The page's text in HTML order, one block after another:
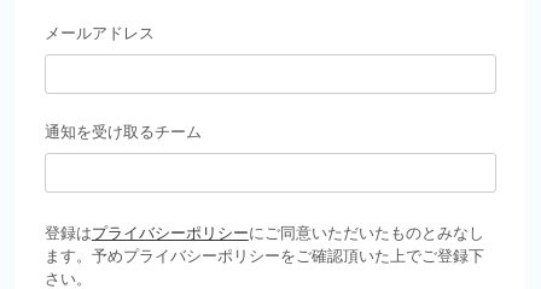
メールアドレス
通知を受け取るチーム
登録はプライバシーポリシーにご同意いただいたものとみなし
ます。予めプライバシーポリシーをご確認頂いた上でご登録下
さい。